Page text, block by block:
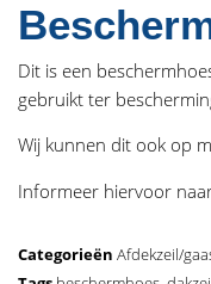
Dit is een
gebruikt ter
Wij kunnen dit ook op
Informeer hiervoor
Categorieën Afdekzeil/